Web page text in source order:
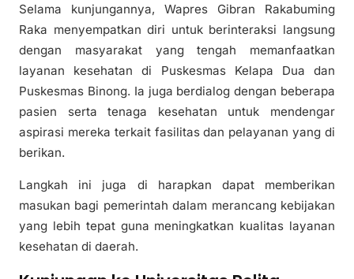
Selama kunjungannya, Wapres Gibran Rakabuming
Raka menyempatkan diri untuk berinteraksi langsung
dengan masyarakat yang tengah memanfaatkan
layanan kesehatan di Puskesmas Kelapa Dua dan
Puskesmas Binong. Ia juga berdialog dengan beberapa
pasien serta tenaga kesehatan untuk mendengar
aspirasi mereka terkait fasilitas dan pelayanan yang di
berikan.
Langkah ini juga di harapkan dapat memberikan
masukan bagi pemerintah dalam merancang kebijakan
yang lebih tepat guna meningkatkan kualitas layanan
kesehatan di daerah.